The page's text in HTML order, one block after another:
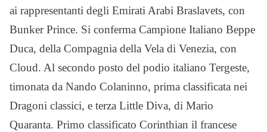
ai rappresentanti degli Emirati Arabi Braslavets, con
Bunker Prince. Si conferma Campione Italiano Beppe
Duca, della Compagnia della Vela di Venezia, con
Cloud. Al secondo posto del podio italiano Tergeste,
timonata da Nando Colaninno, prima classificata nei
Dragoni classici, e terza Little Diva, di Mario
Quaranta. Primo classificato Corinthian il francese